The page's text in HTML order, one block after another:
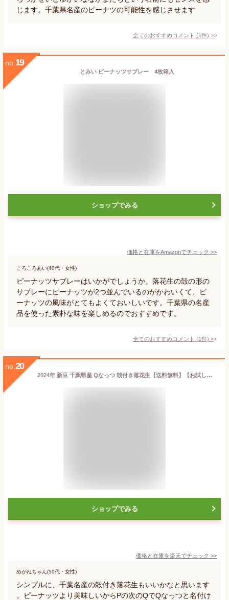
じます。千葉県名産のピーナツの可能性を感じさせます
全てのおすすめコメント (1件) >
no. 19
とみい ピーナッツサブレー 4枚箱入
ショップでみる
価格と在庫をAmazonでチェック >>
ころころあい(40代・女性)
ピーナッツサブレーはいかがでしょうか。落花生の殻の形の
サブレーにピーナッツが2つ並んでいるのがかわいくて、ピ
ーナッツの風味がとてもよくておいしいです。千葉県の名産
品を使った素朴な味を楽しめるのでおすすめです。
全てのおすすめコメント (1件) >
no. 20
2024年 新豆 千葉県産 Qなっつ 殻付き落花生【送料無料】【お試し品】 【ALL￥1000】 落花生 200g（100g×2）ピーナッツ らっかせい おつまみ 1000円 送料無料 ポッキリ Qナッツ ※こちらの商品はゆうパケットとなります。
ショップでみる
価格と在庫を楽天でチェック >>
めがねちゃん(50代・女性)
シンプルに、千葉名産の殻付き落花生もいいかなと思います
。ピーナッツより美味しいからPの次のQでQなっつと名付け